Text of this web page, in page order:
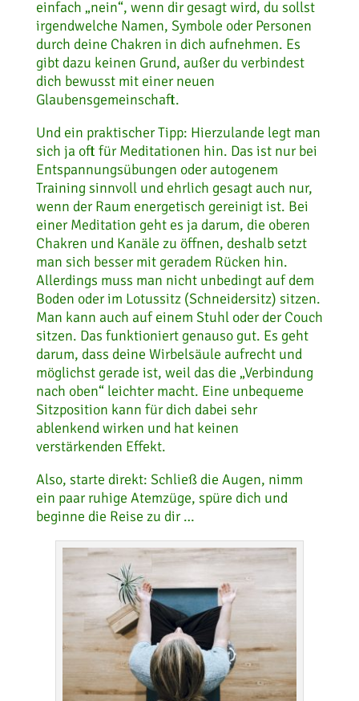
einfach „nein“, wenn dir gesagt wird, du sollst
irgendwelche Namen, Symbole oder Personen
durch deine Chakren in dich aufnehmen. Es
gibt dazu keinen Grund, außer du verbindest
dich bewusst mit einer neuen
Glaubensgemeinschaft.
Und ein praktischer Tipp: Hierzulande legt man
sich ja oft für Meditationen hin. Das ist nur bei
Entspannungsübungen oder autogenem
Training sinnvoll und ehrlich gesagt auch nur,
wenn der Raum energetisch gereinigt ist. Bei
einer Meditation geht es ja darum, die oberen
Chakren und Kanäle zu öffnen, deshalb setzt
man sich besser mit geradem Rücken hin.
Allerdings muss man nicht unbedingt auf dem
Boden oder im Lotussitz (Schneidersitz) sitzen.
Man kann auch auf einem Stuhl oder der Couch
sitzen. Das funktioniert genauso gut. Es geht
darum, dass deine Wirbelsäule aufrecht und
möglichst gerade ist, weil das die „Verbindung
nach oben“ leichter macht. Eine unbequeme
Sitzposition kann für dich dabei sehr
ablenkend wirken und hat keinen
verstärkenden Effekt.
Also, starte direkt: Schließ die Augen, nimm
ein paar ruhige Atemzüge, spüre dich und
beginne die Reise zu dir …